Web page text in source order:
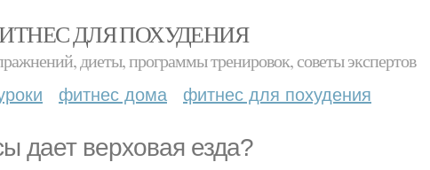
ДЛЯ ПОХУДЕНИЯ
диеты, программы тренировок, советы экспертов
фитнес дома фитнес для похудения
дает верховая езда?